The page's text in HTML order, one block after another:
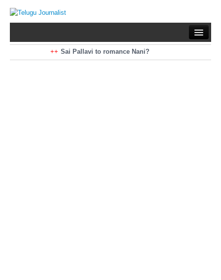
Sai Pallavi to romance Nani?
Kiara Advani to romance Pawan Kalyan